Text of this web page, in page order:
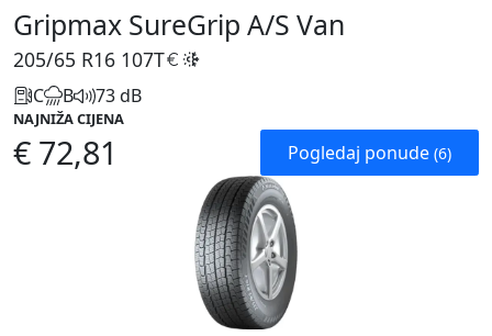
Gripmax SureGrip A/S Van
205/65 R16 107T
C B 73 dB
NAJNIŽA CIJENA
€ 72,81 Pogledaj ponude (6)